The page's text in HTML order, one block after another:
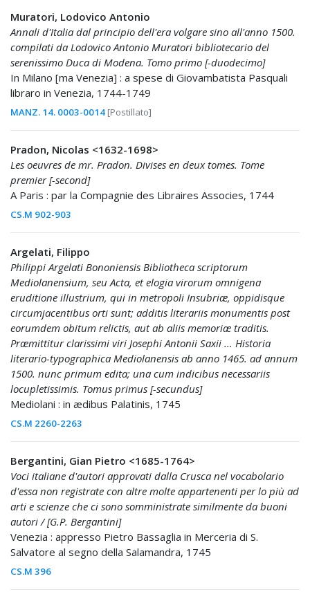
Muratori, Lodovico Antonio
Annali d'Italia dal principio dell'era volgare sino all'anno 1500.
compilati da Lodovico Antonio Muratori bibliotecario del
serenissimo Duca di Modena. Tomo primo [-duodecimo]
In Milano [ma Venezia] : a spese di Giovambatista Pasquali
libraro in Venezia, 1744-1749
MANZ. 14. 0003-0014 [Postillato]
Pradon, Nicolas <1632-1698>
Les oeuvres de mr. Pradon. Divises en deux tomes. Tome
premier [-second]
A Paris : par la Compagnie des Libraires Associes, 1744
CS.M 902-903
Argelati, Filippo
Philippi Argelati Bononiensis Bibliotheca scriptorum
Mediolanensium, seu Acta, et elogia virorum omnigena
eruditione illustrium, qui in metropoli Insubriæ, oppidisque
circumjacentibus orti sunt; additis literariis monumentis post
eorumdem obitum relictis, aut ab aliis memoriæ traditis.
Præmittitur clarissimi viri Josephi Antonii Saxii ... Historia
literario-typographica Mediolanensis ab anno 1465. ad annum
1500. nunc primum edita; una cum indicibus necessariis
locupletissimis. Tomus primus [-secundus]
Mediolani : in ædibus Palatinis, 1745
CS.M 2260-2263
Bergantini, Gian Pietro <1685-1764>
Voci italiane d'autori approvati dalla Crusca nel vocabolario
d'essa non registrate con altre molte appartenenti per lo più ad
arti e scienze che ci sono somministrate similmente da buoni
autori / [G.P. Bergantini]
Venezia : appresso Pietro Bassaglia in Merceria di S.
Salvatore al segno della Salamandra, 1745
CS.M 396